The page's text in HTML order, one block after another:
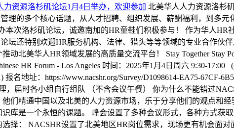
资源洛杉矶论坛1月4日举办，欢迎参加 北美华人人力资源洛杉
理的多个核心话题，从人才招聘、组织发展、薪酬福利，到多
本次洛杉矶论坛，诚邀南加的HR童鞋们积极参与！ 作为华人
坛还特别欢迎HR服务机构、法律、猎头等等领域的专业合作伙
动北美华人HR领域发展的高质量交流平台！ Stay Together Stay
HR Forum - Los Angeles 时间：2025年1月4日周六 9:30-
报名地址：https://www.nacshr.org/Survey/D1098614-EA75-
，届时各小组自行组队 （不含会议午餐） 你为什么不能错过
们精通中国以及北美的人力资源市场，乐于分享他们的观点和
库是一个永恒的课题。 峰会设置了多种会议形式，各种方式获
择： NACSHR设置了北美地区HR岗位需求，现场更有机会面